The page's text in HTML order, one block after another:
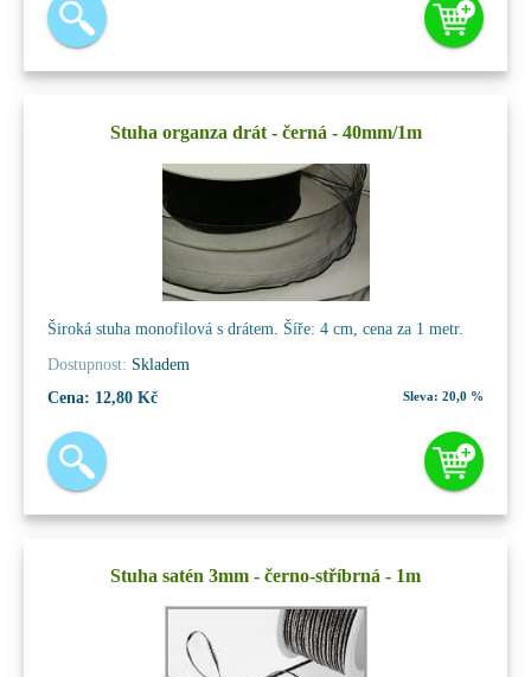
Stuha organza drát - černá - 40mm/1m
Široká stuha monofilová s drátem. Šíře: 4 cm, cena za 1 metr.
Dostupnost: Skladem
Cena: 12,80 Kč Sleva: 20,0 %
Stuha satén 3mm - černo-stříbrná - 1m